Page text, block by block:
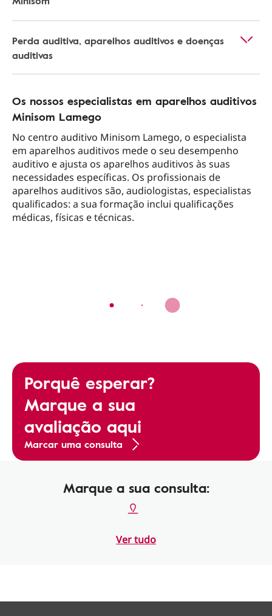
Perda auditiva, aparelhos auditivos e doenças
auditivas
Os nossos especialistas em aparelhos auditivos
Minisom Lamego
No centro auditivo Minisom Lamego, o especialista
em aparelhos auditivos mede o seu desempenho
auditivo e ajusta os aparelhos auditivos às suas
necessidades específicas. Os profissionais de
aparelhos auditivos são, audiologistas, especialistas
qualificados: a sua formação inclui qualificações
médicas, físicas e técnicas.
Porquê esperar?
Marque a sua
avaliação aqui
Marcar uma consulta
Marque a sua consulta:
Ver tudo